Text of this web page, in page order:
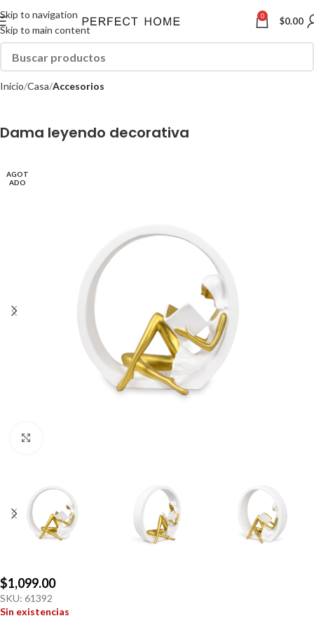
Skip to navigation
Skip to main content
0 $0.00
Inicio Casa Accesorios
Dama leyendo decorativa
AGOT
ADO
$1,099.00
SKU: 61392
Sin existencias